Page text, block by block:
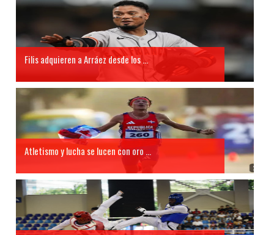
Filis adquieren a Arráez desde los ...
Atletismo y lucha se lucen con oro ...